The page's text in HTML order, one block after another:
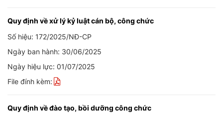
Quy định về xử lý kỷ luật cán bộ, công chức
Số hiệu: 172/2025/NĐ-CP
Ngày ban hành: 30/06/2025
Ngày hiệu lực: 01/07/2025
File đính kèm:
Quy định về đào tạo, bồi dưỡng công chức